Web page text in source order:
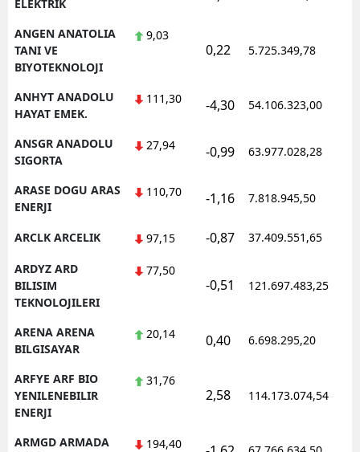
ELEKTRIK
ANGEN ANATOLIA
TANI VE
BIYOTEKNOLOJI
9,03
0,22 5.725.349,78
ANHYT ANADOLU
HAYAT EMEK.
111,30 -4,30 54.106.323,00
ANSGR ANADOLU
SIGORTA
27,94 -0,99 63.977.028,28
ARASE DOGU ARAS
ENERJI
110,70 -1,16 7.818.945,50
ARCLK ARCELIK 97,15 -0,87 37.409.551,65
ARDYZ ARD
BILISIM
TEKNOLOJILERI
77,50
-0,51 121.697.483,25
ARENA ARENA
BILGISAYAR
20,14 0,40 6.698.295,20
ARFYE ARF BIO
YENILENEBILIR
ENERJI
31,76
2,58 114.173.074,54
ARMGD ARMADA
194,40